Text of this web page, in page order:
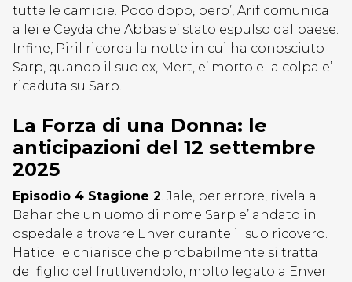
tutte le camicie. Poco dopo, pero’, Arif comunica
a lei e Ceyda che Abbas e’ stato espulso dal paese.
Infine, Piril ricorda la notte in cui ha conosciuto
Sarp, quando il suo ex, Mert, e’ morto e la colpa e’
ricaduta su Sarp.
La Forza di una Donna: le
anticipazioni del 12 settembre
2025
Episodio 4 Stagione 2. Jale, per errore, rivela a
Bahar che un uomo di nome Sarp e’ andato in
ospedale a trovare Enver durante il suo ricovero.
Hatice le chiarisce che probabilmente si tratta
del figlio del fruttivendolo, molto legato a Enver.